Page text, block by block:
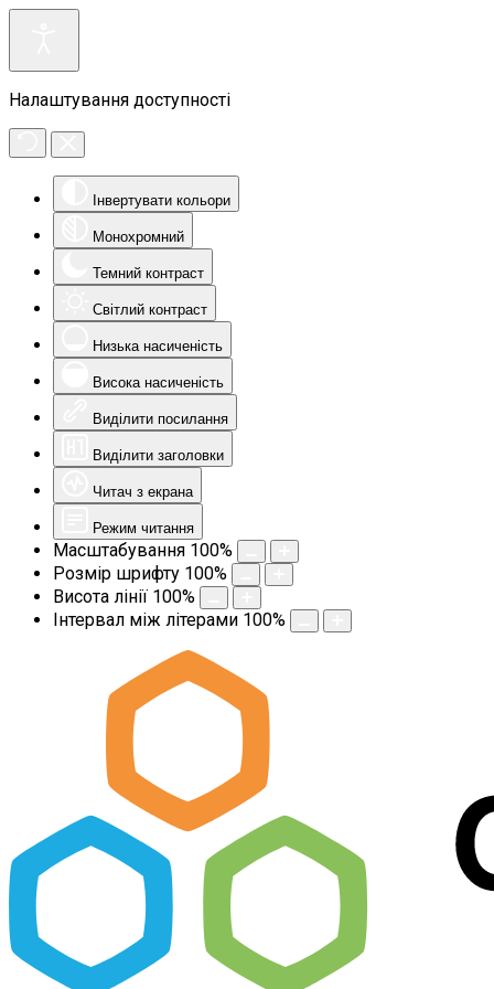
Налаштування доступності
Інвертувати кольори
Монохромний
Темний контраст
Світлий контраст
Низька насиченість
Висока насиченість
Виділити посилання
Виділити заголовки
Читач з екрана
Режим читання
Масштабування 100%
Розмір шрифту 100%
Висота лінії 100%
Інтервал між літерами 100%